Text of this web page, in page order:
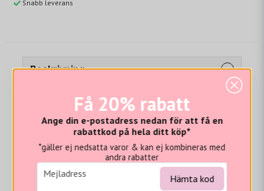
Snabb leverans
Beskrivning
Ny design, samma resultat!
Eliminerar omedelbart det mest envisa friss och flygigt
hår. Låser ner fjällskiktet för att blockera fukt. Minskar
porositeten för att hindra att vatten tränger in. Reder
ut och trasslar upp grovt, okontrollerat hår. Gör håret
mjukt och ger en lysande glans. Ger fullt UV-skydd och
är färgbevarande. Värmeskydd upp till 260°C.
Få 20% rabatt
Ange din e-postadress nedan för att få en
rabattkod på hela ditt köp*
*gäller ej nedsatta varor & kan ej kombineras med
andra rabatter
email
Mejladress Hämta kod